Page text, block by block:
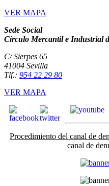
VER MAPA
Sede Social
Círculo Mercantil e Industrial
C/ Sierpes 65
41004 Sevilla
Tlf.: 954 22 29 80
VER MAPA
Procedimiento del canal de
canal de